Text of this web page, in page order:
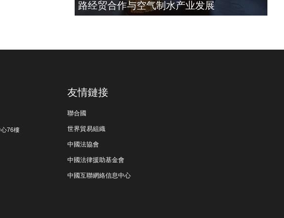
路经贸合作与空气制水产业发展
76樓
友情鏈接
聯合國
世界貿易組織
中國法協會
中國法律援助基金會
中國互聯網絡信息中心